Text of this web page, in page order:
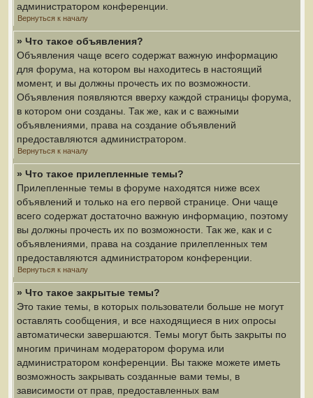
администратором конференции.
Вернуться к началу
» Что такое объявления?
Объявления чаще всего содержат важную информацию
для форума, на котором вы находитесь в настоящий
момент, и вы должны прочесть их по возможности.
Объявления появляются вверху каждой страницы форума,
в котором они созданы. Так же, как и с важными
объявлениями, права на создание объявлений
предоставляются администратором.
Вернуться к началу
» Что такое прилепленные темы?
Прилепленные темы в форуме находятся ниже всех
объявлений и только на его первой странице. Они чаще
всего содержат достаточно важную информацию, поэтому
вы должны прочесть их по возможности. Так же, как и с
объявлениями, права на создание прилепленных тем
предоставляются администратором конференции.
Вернуться к началу
» Что такое закрытые темы?
Это такие темы, в которых пользователи больше не могут
оставлять сообщения, и все находящиеся в них опросы
автоматически завершаются. Темы могут быть закрыты по
многим причинам модератором форума или
администратором конференции. Вы также можете иметь
возможность закрывать созданные вами темы, в
зависимости от прав, предоставленных вам